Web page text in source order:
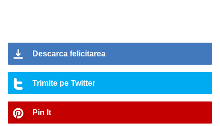
Descarca felicitarea
Trimite pe Twitter
Pin It